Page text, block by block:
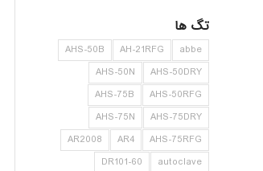
تگ ها
abbe
AH-21RFG
AHS-50B
AHS-50DRY
AHS-50N
AHS-50RFG
AHS-75B
AHS-75DRY
AHS-75N
AHS-75RFG
AR4
AR2008
autoclave
DR101-60